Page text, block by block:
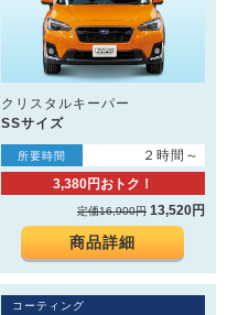
クリスタルキーパー
SSサイズ
所要時間
２時間～
3,380円おトク！
定価16,900円 13,520円
商品詳細
コーティング